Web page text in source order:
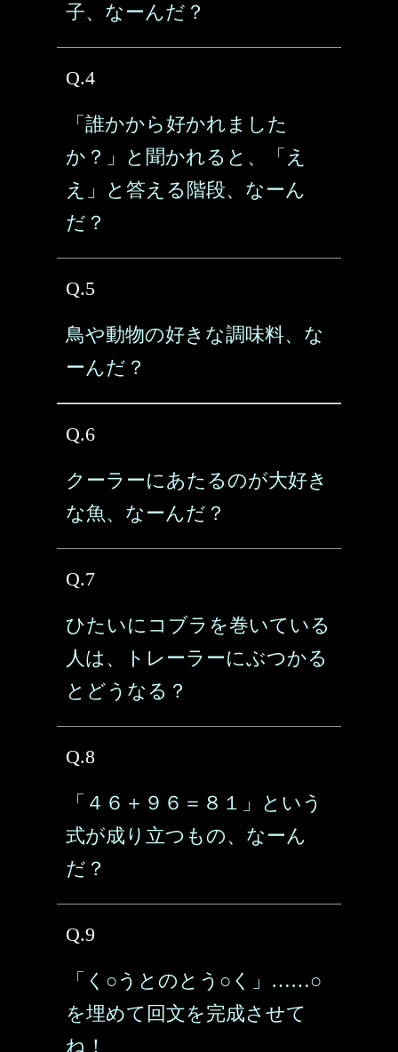
子、なーんだ？
Q.4
「誰かから好かれました
か？」と聞かれると、「え
え」と答える階段、なーん
だ？
Q.5
鳥や動物の好きな調味料、な
ーんだ？
Q.6
クーラーにあたるのが大好き
な魚、なーんだ？
Q.7
ひたいにコブラを巻いている
人は、トレーラーにぶつかる
とどうなる？
Q.8
「４６＋９６＝８１」という
式が成り立つもの、なーん
だ？
Q.9
「く○うとのとう○く」……○
を埋めて回文を完成させて
ね！